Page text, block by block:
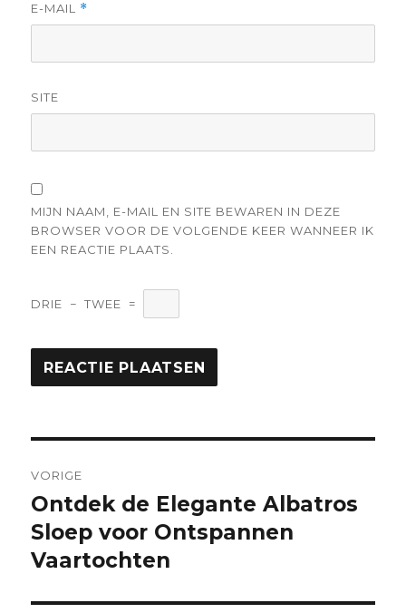
E-MAIL *
SITE
MIJN NAAM, E-MAIL EN SITE BEWAREN IN DEZE
BROWSER VOOR DE VOLGENDE KEER WANNEER IK
EEN REACTIE PLAATS.
DRIE − TWEE =
VORIGE
Vorige
bericht:
Ontdek de Elegante Albatros
Sloep voor Ontspannen
Vaartochten